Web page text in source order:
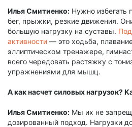
Илья Смитиенко: Нужно избегать
бег, прыжки, резкие движения.
большую нагрузку на суставы.
активности — это ходьба,
эллиптическом тренажере,
всего чередовать растяжку с
упражнениями для мышц.
А как насчет силовых нагрузок?
Илья Смитиенко: Мы их не
дозированный подход. Нагрузки